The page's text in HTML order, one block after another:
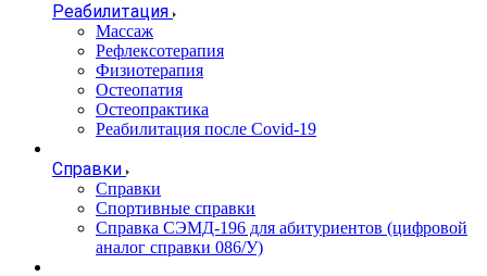
Реабилитация
Массаж
Рефлексотерапия
Физиотерапия
Остеопатия
Остеопрактика
Реабилитация после Covid-19
Справки
Справки
Спортивные справки
Справка СЭМД‑196 для абитуриентов (цифровой
аналог справки 086/У)